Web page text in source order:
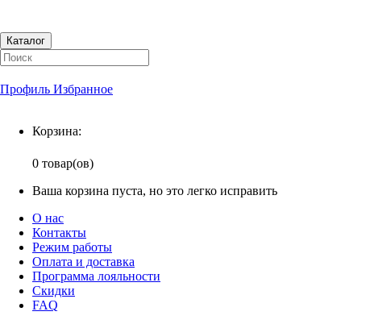
Каталог
Профиль Избранное
Корзина:
0 товар(ов)
Ваша корзина пуста, но это легко исправить
О нас
Контакты
Режим работы
Оплата и доставка
Программа лояльности
Скидки
FAQ